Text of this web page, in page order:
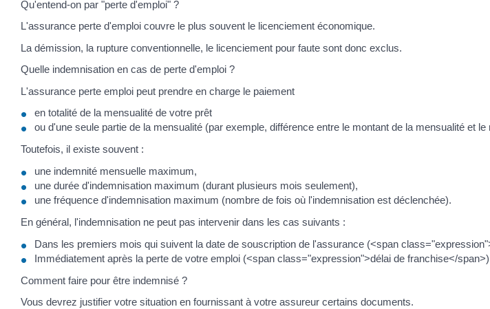
Qu'entend-on par "perte d'emploi" ?
L'assurance perte d'emploi couvre le plus souvent le licenciement économique.
La démission, la rupture conventionnelle, le licenciement pour faute sont donc exclus.
Quelle indemnisation en cas de perte d'emploi ?
L'assurance perte emploi peut prendre en charge le paiement
en totalité de la mensualité de votre prêt
ou d'une seule partie de la mensualité (par exemple, différence entre le montant de la mensualité et
Toutefois, il existe souvent :
une indemnité mensuelle maximum,
une durée d'indemnisation maximum (durant plusieurs mois seulement),
une fréquence d'indemnisation maximum (nombre de fois où l'indemnisation est déclenchée).
En général, l'indemnisation ne peut pas intervenir dans les cas suivants :
Dans les premiers mois qui suivent la date de souscription de l'assurance (<span
Immédiatement après la perte de votre emploi (<span class="expression">délai de franchise</span>)
Comment faire pour être indemnisé ?
Vous devrez justifier votre situation en fournissant à votre assureur certains documents.